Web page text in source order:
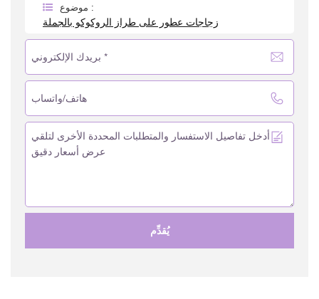
موضوع :
زجاجات عطور على طراز الروكوكو بالجملة
يُقدِّم